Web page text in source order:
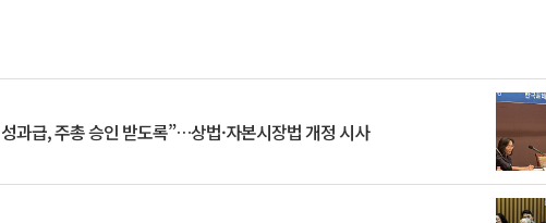
과급, 주총 승인 받도록”…상법·자본시장법 개정 시사